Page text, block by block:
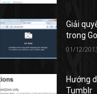
Giải
trong
01/12/
Hướng
Tumblr